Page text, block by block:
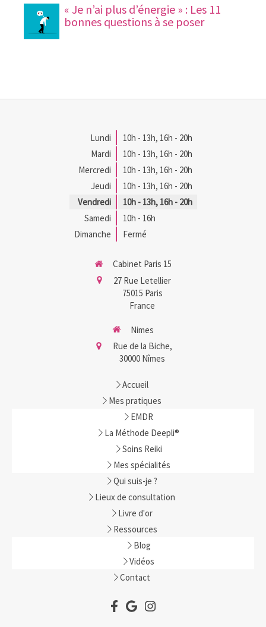
« Je n’ai plus d’énergie » : Les 11
bonnes questions à se poser
Lundi 10h - 13h, 16h - 20h
Mardi
10h - 13h, 16h - 20h
Mercredi
10h - 13h, 16h - 20h
Jeudi
10h - 13h, 16h - 20h
Vendredi
10h - 13h, 16h - 20h
Samedi
10h - 16h
Dimanche
Fermé
Cabinet Paris 15
27 Rue Letellier
75015 Paris
France
Nimes
Rue de la Biche,
30000 Nîmes
Accueil
Mes pratiques
EMDR
La Méthode Deepli®
Soins Reiki
Mes spécialités
Qui suis-je ?
Lieux de consultation
Livre d'or
Ressources
Blog
Vidéos
Contact